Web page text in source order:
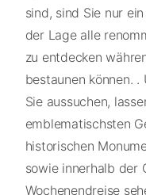
sind, sind Sie nur
der Lage alle
zu entdecken
bestaunen können.
Sie aussuchen,
emblematischsten
historischen
sowie innerhalb der
Wochenendreise